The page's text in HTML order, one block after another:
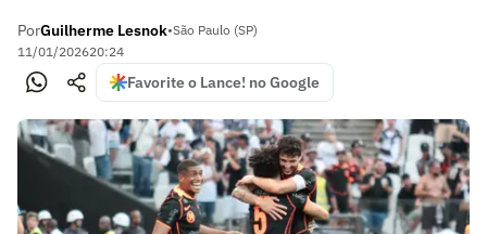
PorGuilherme Lesnok•São Paulo (SP)
11/01/202620:24
Favorite o Lance! no Google